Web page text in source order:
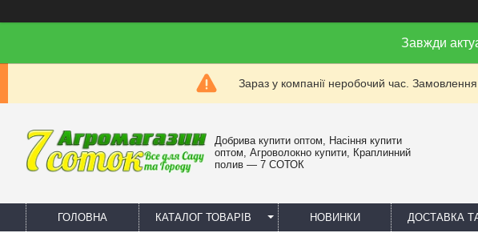
Завжди
Зараз у компанії неробочий час.
Добрива купити оптом, Насіння купити
оптом, Агроволокно купити, Краплинний
полив — 7 СОТОК
ГОЛОВНА КАТАЛОГ ТОВАРІВ НОВИНКИ ДОСТАВКА